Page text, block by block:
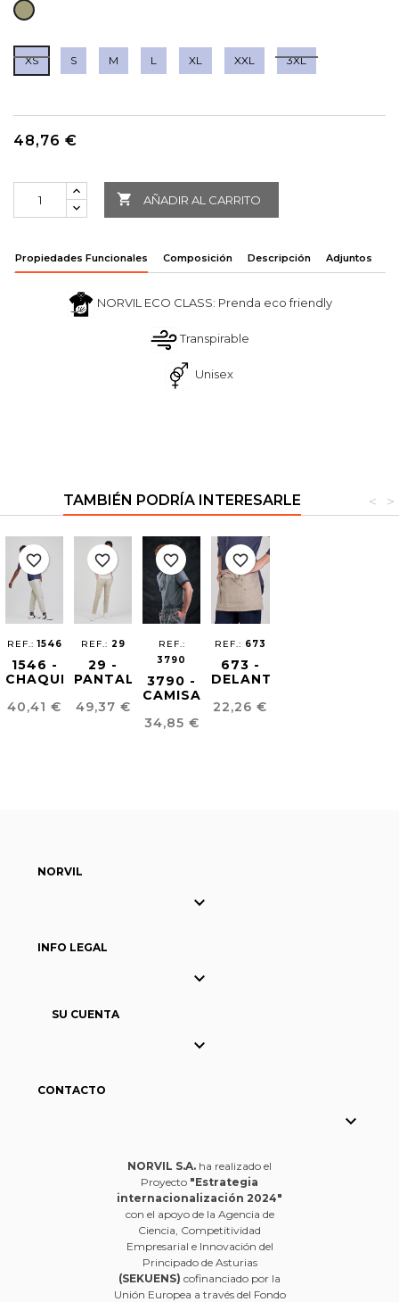
VERDE
SECO
XS S M L XL XXL 3XL
48,76 €
 AÑADIR AL CARRITO
Propiedades Funcionales Composición Descripción Adjuntos
NORVIL ECO CLASS: Prenda eco friendly
Transpirable
Unisex
TAMBIÉN PODRÍA INTERESARLE >
<
REF.:1546
1546 -
CHAQUETA
COOKING
Precio
40,41 €
favorite_border
REF.: 29
29 -
PANTALÓN
SKINNY
Precio
49,37 €
favorite_border
REF.:
3790
3790 -
CAMISA
ESTRUCTURA
UNISEX
Precio
34,85 €
favorite_border
REF.: 673
673 -
DELANTAL
Precio
22,26 €
favorite_border
NORVIL

INFO LEGAL

SU CUENTA

CONTACTO

NORVIL S.A. ha realizado el
Proyecto "Estrategia
internacionalización 2024"
con el apoyo de la Agencia de
Ciencia, Competitividad
Empresarial e Innovación del
Principado de Asturias
(SEKUENS) cofinanciado por la
Unión Europea a través del Fondo